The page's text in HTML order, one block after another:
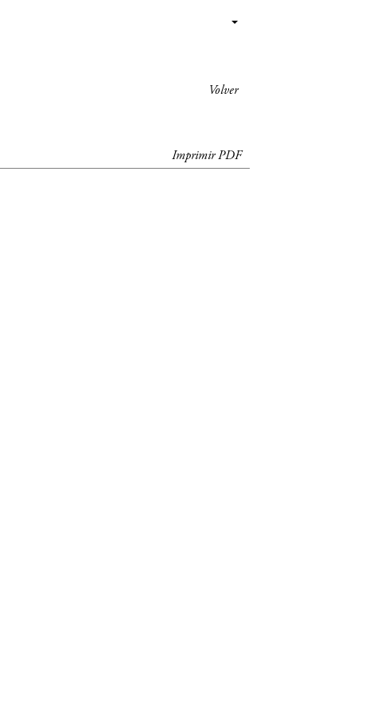
Volver
Imprimir PDF